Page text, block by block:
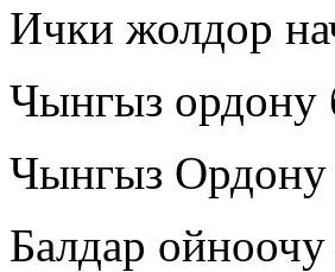
Ички жолдор
Чынгыз ордону
Чынгыз Ордону
Балдар